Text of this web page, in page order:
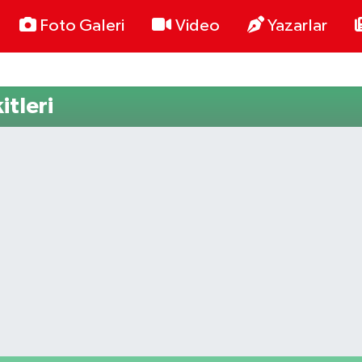
Foto Galeri Video Yazarlar